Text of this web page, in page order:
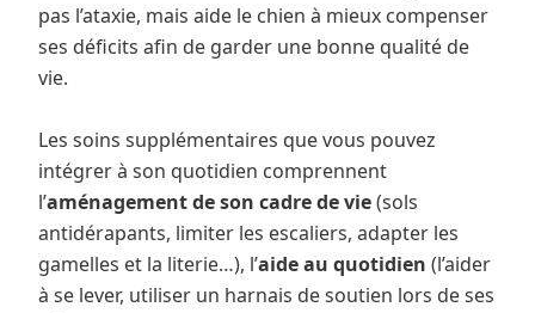
pas l’ataxie, mais aide le chien à mieux compenser
ses déficits afin de garder une bonne qualité de
vie.
Les soins supplémentaires que vous pouvez
intégrer à son quotidien comprennent
l’aménagement de son cadre de vie(sols
antidérapants, limiter les escaliers, adapter les
gamelles et la literie…), l’aide au quotidien (l’aider
à se lever, utiliser un harnais de soutien lors de ses